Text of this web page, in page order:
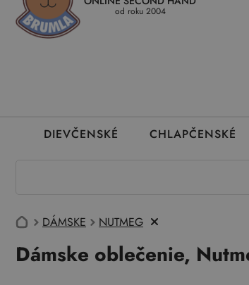
Kedy a ako dostanem tovar Ako môžem vrátiť
od roku 2004
DIEVČENSKÉ CHLAPČENSKÉ
DÁMSKE NUTMEG
Dámske oblečenie,